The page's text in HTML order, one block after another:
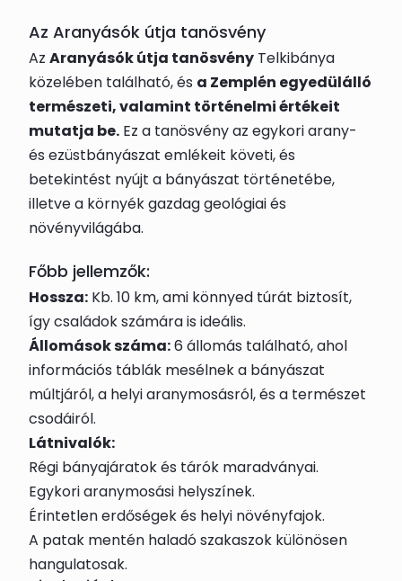
Az Aranyásók útja tanösvény
Az Aranyásók útja tanösvény Telkibánya
közelében található, és a Zemplén egyedülálló
természeti, valamint történelmi értékeit
mutatja be. Ez a tanösvény az egykori arany-
és ezüstbányászat emlékeit követi, és
betekintést nyújt a bányászat történetébe,
illetve a környék gazdag geológiai és
növényvilágába.
Főbb jellemzők:
Hossza: Kb. 10 km, ami könnyed túrát biztosít,
így családok számára is ideális.
Állomások száma:6 állomás található, ahol
információs táblák mesélnek a bányászat
múltjáról, a helyi aranymosásról, és a természet
csodáiról.
Látnivalók:
Régi bányajáratok és tárók maradványai.
Egykori aranymosási helyszínek.
Érintetlen erdőségek és helyi növényfajok.
A patak mentén haladó szakaszok különösen
hangulatosak.